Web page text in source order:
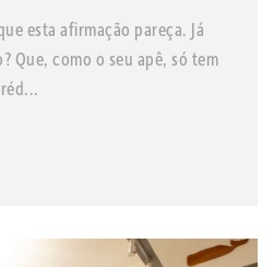
esta afirmação pareça. Já
Que, como o seu apê, só tem